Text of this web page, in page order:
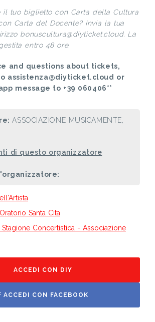
il tuo biglietto con Carta della Cultura
Carta del Docente? Invia la tua
bonuscultura@diyticket.cloud. La
entro 48 ore.
and questions about tickets,
assistenza@diyticket.cloud or
message to +39 060406**
ASSOCIAZIONE MUSICAMENTE,
di questo organizzatore
Santa Cita
Concertistica - Associazione
ACCEDI CON DIY
ACCEDI CON FACEBOOK